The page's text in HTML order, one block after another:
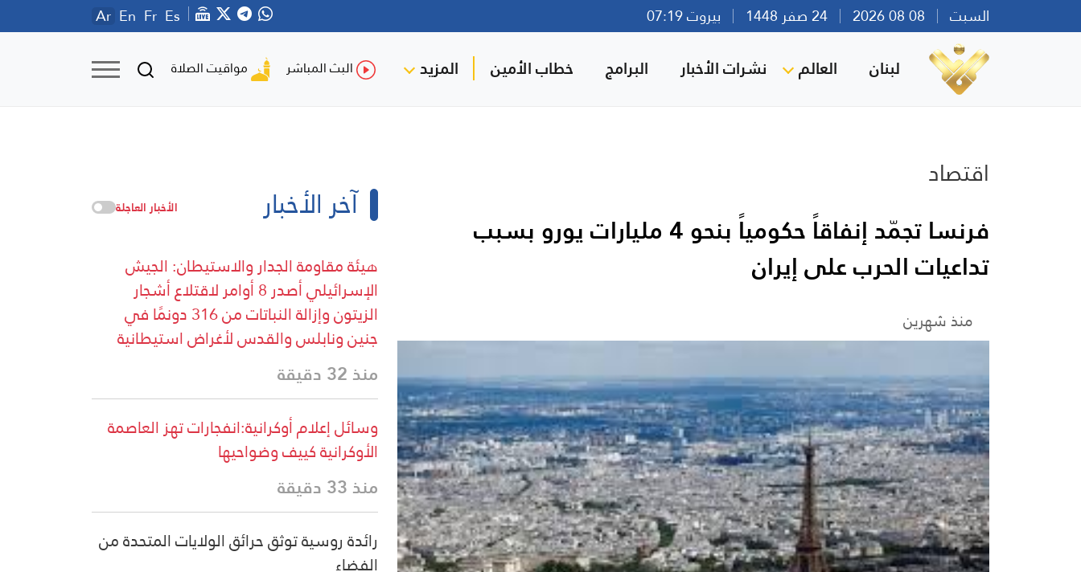
السبت بيروت 07:19 Ar En Fr Es
لبنان العالم نشرات الأخبار البرامج خطاب الأمين المزيد البث المباشر مواقيت الصلاة
اقتصاد
فرنسا تجمّد إنفاقاً حكومياً بنحو 4 مليارات يورو بسبب
تداعيات الحرب على إيران
منذ شهرين
آخر الأخبار الأخبار العاجلة
هيئة مقاومة الجدار والاستيطان: الجيش
الإسرائيلي أصدر 8 أوامر لاقتلاع أشجار
الزيتون وإزالة النباتات من 316 دونمًا في
جنين ونابلس والقدس لأغراض استيطانية
منذ 32 دقيقة
وسائل إعلام أوكرانية:انفجارات تهز العاصمة
الأوكرانية كييف وضواحيها
منذ 33 دقيقة
رائدة روسية توثق حرائق الولايات المتحدة من
الفضاء